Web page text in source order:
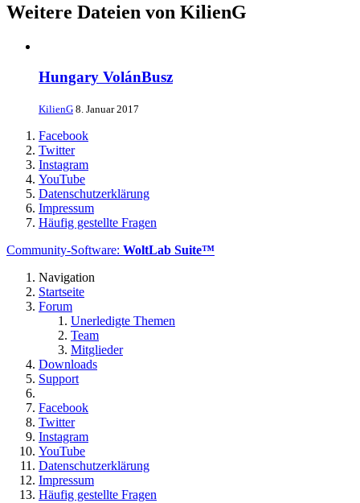
Weitere Dateien von KilienG
Hungary VolánBusz
KilienG 8. Januar 2017
Facebook
Twitter
Instagram
YouTube
Datenschutzerklärung
Impressum
Häufig gestellte Fragen
Community-Software: WoltLab Suite™
Navigation
Startseite
Forum
Unerledigte Themen
Team
Mitglieder
Downloads
Support
Facebook
Twitter
Instagram
YouTube
Datenschutzerklärung
Impressum
Häufig gestellte Fragen